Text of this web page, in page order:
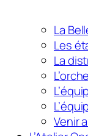
La
Les
La
Venir